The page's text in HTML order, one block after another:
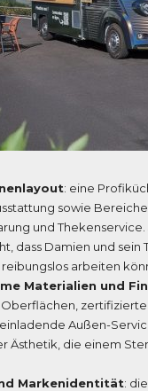
: eine
sowie
und
dass Damien und sein
arbeiten
Materialien und
zertifizierte
Außen-
Ästhetik, die einem
Markenidentität: